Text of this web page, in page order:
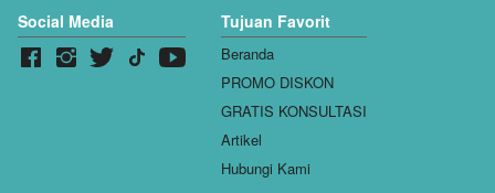
Social Media Tujuan Favorit
Beranda
PROMO DISKON
GRATIS KONSULTASI
Artikel
Hubungi Kami